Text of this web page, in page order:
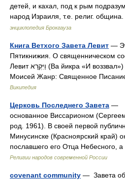
детей, и кахал, под к рым
народ Израиля, т.е. религ.
энциклопедия Брокгауза
Книга Ветхого Завета Левит —
Пятикнижия. О священническом
Левит וַיִּקְרָא (Ва йикра «И воззвал») Скиния собрания Автор:
Моисей Жанр: Священное
Википедия
Церковь Последнего Завета —
основанное Виссарионом
род. 1961). В своей первой
Минусинске (Красноярский край)
пославшего его Отца
Религии народов современной России
covenant community — Завета